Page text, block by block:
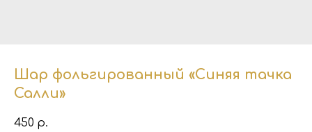
Шар фольгированный «Синяя тачка
Салли»
450 р.